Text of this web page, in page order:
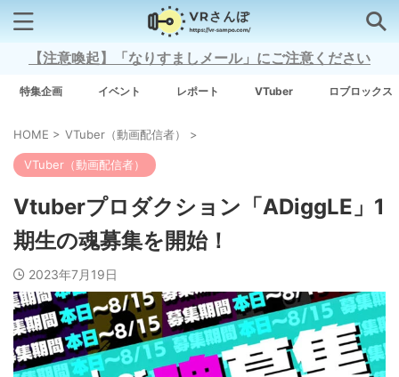
検索はコチラから
Grow A Garden（庭を成長させる）
Meta Quest 3
タグ一覧
【注意喚起】「なりすましメール」にご注意ください
特集企画 イベント レポート VTuber ロブロックス
HOME > VTuber（動画配信者） >
VTuber（動画配信者）
Vtuberプロダクション「ADiggLE」1
期生の魂募集を開始！
2023年7月19日